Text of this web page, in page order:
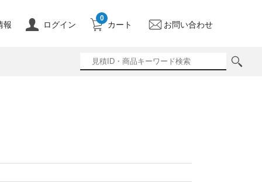
報 ログイン カート
0
お問い合わせ